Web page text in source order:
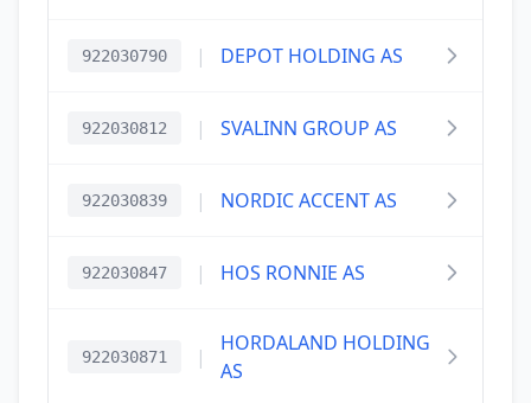
922030790 | DEPOT HOLDING AS
922030812 | SVALINN GROUP AS
922030839 | NORDIC ACCENT AS
922030847 | HOS RONNIE AS
922030871 |
HORDALAND HOLDING
AS